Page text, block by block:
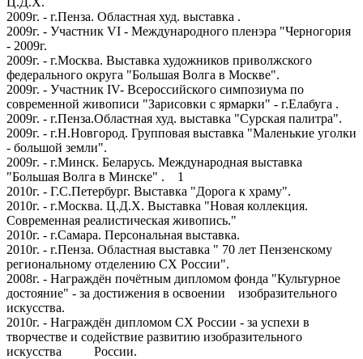
2009г. - г.Пенза. Областная худ. выставка .
2009г. - Участник VI - Международного пленэра "Черногория
- 2009г.
2009г. - г.Москва. Выставка художников приволжского
федерального округа "Большая Волга в Москве".
2009г. - Участник IV- Всероссийского симпозиума по
современной живописи "Зарисовки с ярмарки" - г.Елабуга .
2009г. - г.Пенза.Областная худ. выставка "Сурская палитра".
2009г. - г.Н.Новгород. Групповая выставка "Маленькие уголки
- большой земли".
2009г. - г.Минск. Беларусь. Международная выставка
"Большая Волга в Минске" . 1
2010г. - Г.С.Петербург. Выставка "Дорога к храму".
2010г. - г.Москва. Ц.Д.Х. Выставка "Новая коллекция.
Современная реалистическая живопись."
2010г. - г.Самара. Персональная выставка.
2010г. - г.Пенза. Областная выставка " 70 лет Пензенскому
региональному отделению СХ России".
2008г. - Награждён почётным дипломом фонда "Культурное
достояние" - за достижения в освоении изобразительного
искусства.
2010г. - Награждён дипломом СХ России - за успехи в
творчестве и содействие развитию изобразительного
искусства России.